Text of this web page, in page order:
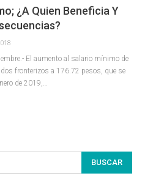
¿a Quien Beneficia Y
El aumento al salario mínimo de
fronterizos a 176.72 pesos, que se
de 2019,…